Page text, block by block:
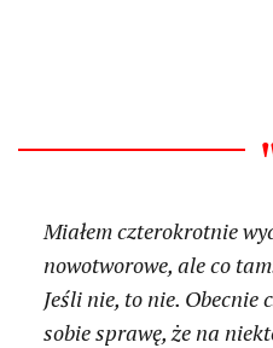
Miałem czterokrotnie
nowotworowe, ale co
Jeśli nie, to nie. Obecnie
sobie sprawę, że na